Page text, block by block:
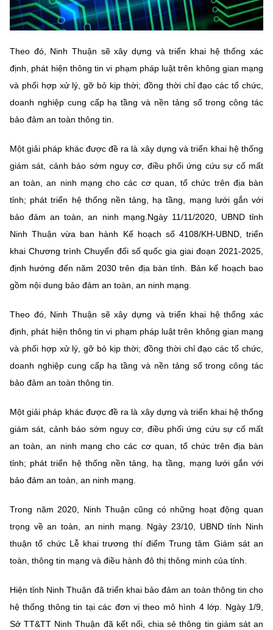
Chọn ngôn ngữ
BỘ KHOA HỌC VÀ CÔNG NGHỆ
MINISTRY OF SCIENCE AND TECHNOLOGY
Giám đốc Trung tâm Truyền thông Khoa học và Công nghệ.
Liên hệ
Địa chỉ: Ban Biên tập Cổng TTĐT - 18 Nguyễn Du, TP. Hà Nội
Điện thoại: 024 3936 9506
©2026 Bản quyền thuộc Bộ Khoa Học và Công Nghệ
(Ghi rõ nguồn "https://mst.gov.vn" khi phát hành lại thông tin từ
Theo đó, Ninh Thuận sẽ xây dựng và triển khai hệ thống xác
định, phát hiện thông tin vi phạm pháp luật trên không gian mạng
và phối hợp xử lý, gỡ bỏ kịp thời; đồng thời chỉ đạo các tổ chức,
doanh nghiệp cung cấp hạ tầng và nền tảng số trong công tác
bảo đảm an toàn thông tin.
Một giải pháp khác được đề ra là xây dựng và triển khai hệ thống
giám sát, cảnh báo sớm nguy cơ, điều phối ứng cứu sự cố mất
an toàn, an ninh mạng cho các cơ quan, tổ chức trên địa bàn
tỉnh; phát triển hệ thống nền tảng, hạ tầng, mạng lưới gắn với
bảo đảm an toàn, an ninh mạng.Ngày 11/11/2020, UBND tỉnh
Ninh Thuận vừa ban hành Kế hoạch số 4108/KH-UBND, triển
khai Chương trình Chuyển đổi số quốc gia giai đoạn 2021-2025,
định hướng đến năm 2030 trên địa bàn tỉnh. Bản kế hoạch bao
gồm nội dung bảo đảm an toàn, an ninh mạng.
Theo đó, Ninh Thuận sẽ xây dựng và triển khai hệ thống xác
định, phát hiện thông tin vi phạm pháp luật trên không gian mạng
và phối hợp xử lý, gỡ bỏ kịp thời; đồng thời chỉ đạo các tổ chức,
doanh nghiệp cung cấp hạ tầng và nền tảng số trong công tác
bảo đảm an toàn thông tin.
Một giải pháp khác được đề ra là xây dựng và triển khai hệ thống
giám sát, cảnh báo sớm nguy cơ, điều phối ứng cứu sự cố mất
an toàn, an ninh mạng cho các cơ quan, tổ chức trên địa bàn
tỉnh; phát triển hệ thống nền tảng, hạ tầng, mạng lưới gắn với
bảo đảm an toàn, an ninh mạng.
Trong năm 2020, Ninh Thuận cũng có những hoạt động quan
trọng về an toàn, an ninh mạng. Ngày 23/10, UBND tỉnh Ninh
thuận tổ chức Lễ khai trương thí điểm Trung tâm Giám sát an
toàn, thông tin mạng và điều hành đô thị thông minh của tỉnh.
Hiện tỉnh Ninh Thuận đã triển khai bảo đảm an toàn thông tin cho
hệ thống thông tin tại các đơn vị theo mô hình 4 lớp. Ngày 1/9,
Sở TT&TT Ninh Thuận đã kết nối, chia sẻ thông tin giám sát an